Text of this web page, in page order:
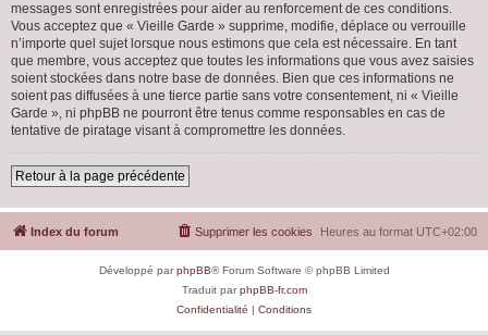
messages sont enregistrées pour aider au renforcement de ces conditions.
Vous acceptez que « Vieille Garde » supprime, modifie, déplace ou verrouille
n’importe quel sujet lorsque nous estimons que cela est nécessaire. En tant
que membre, vous acceptez que toutes les informations que vous avez saisies
soient stockées dans notre base de données. Bien que ces informations ne
soient pas diffusées à une tierce partie sans votre consentement, ni « Vieille
Garde », ni phpBB ne pourront être tenus comme responsables en cas de
tentative de piratage visant à compromettre les données.
Retour à la page précédente
Index du forum Heures au format UTC+02:00
Supprimer les cookies
Développé parphpBB® Forum Software © phpBB Limited
Traduit parphpBB-fr.com
Confidentialité | Conditions